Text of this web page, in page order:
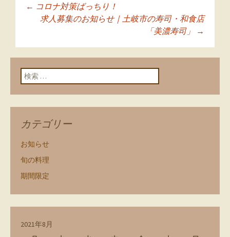
投稿ナビゲーショ
ン
← コロナ対策ばっちり！
求人募集のお知らせ｜土岐市の寿司・和食店
「美濃寿司」
→
検索:
カテゴリー
お知らせ
旬の料理
期間限定
2021年8月